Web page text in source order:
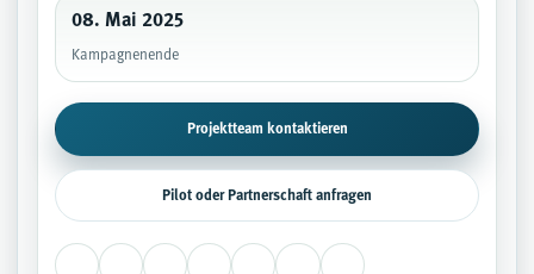
08. Mai 2025
Kampagnenende
Projektteam kontaktieren
Pilot oder Partnerschaft anfragen